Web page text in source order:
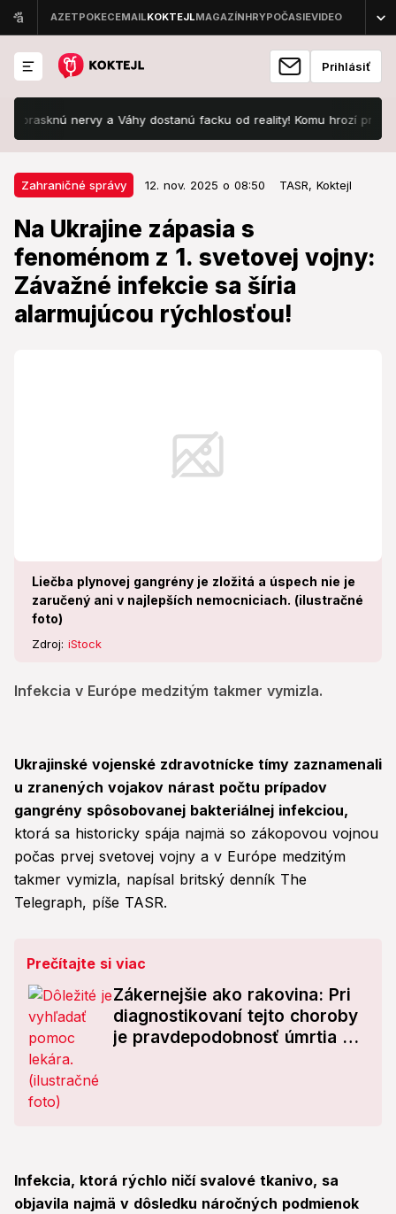
Prihlásiť
nervy a Váhy dostanú facku od reality! Komu hrozí preťaženie?
Zahraničné správy 12. nov. 2025 o 08:50 TASR, Koktejl
Na Ukrajine zápasia s
fenoménom z 1. svetovej vojny:
Závažné infekcie sa šíria
alarmujúcou rýchlosťou!
Liečba plynovej gangrény je zložitá a úspech nie je
zaručený ani v najlepších nemocniciach. (ilustračné
foto)
Zdroj: iStock
Infekcia v Európe medzitým takmer vymizla.
Zahraničné správy 12. nov. 2025 o 08:50
Na Ukrajine zápasia s fenoménom
z 1. svetovej vojny: Závažné
infekcie sa šíria alarmujúcou
rýchlosťou!
Ukrajinské vojenské zdravotnícke tímy zaznamenali
u zranených vojakov nárast počtu prípadov
gangrény spôsobovanej bakteriálnej infekciou,
ktorá sa historicky spája najmä so zákopovou vojnou
počas prvej svetovej vojny a v Európe medzitým
takmer vymizla, napísal britský denník The
Telegraph, píše TASR.
Prečítajte si viac
Zákernejšie ako rakovina: Pri
diagnostikovaní tejto choroby
je pravdepodobnosť úmrtia do
Infekcia, ktorá rýchlo ničí svalové tkanivo, sa
objavila najmä v dôsledku náročných podmienok